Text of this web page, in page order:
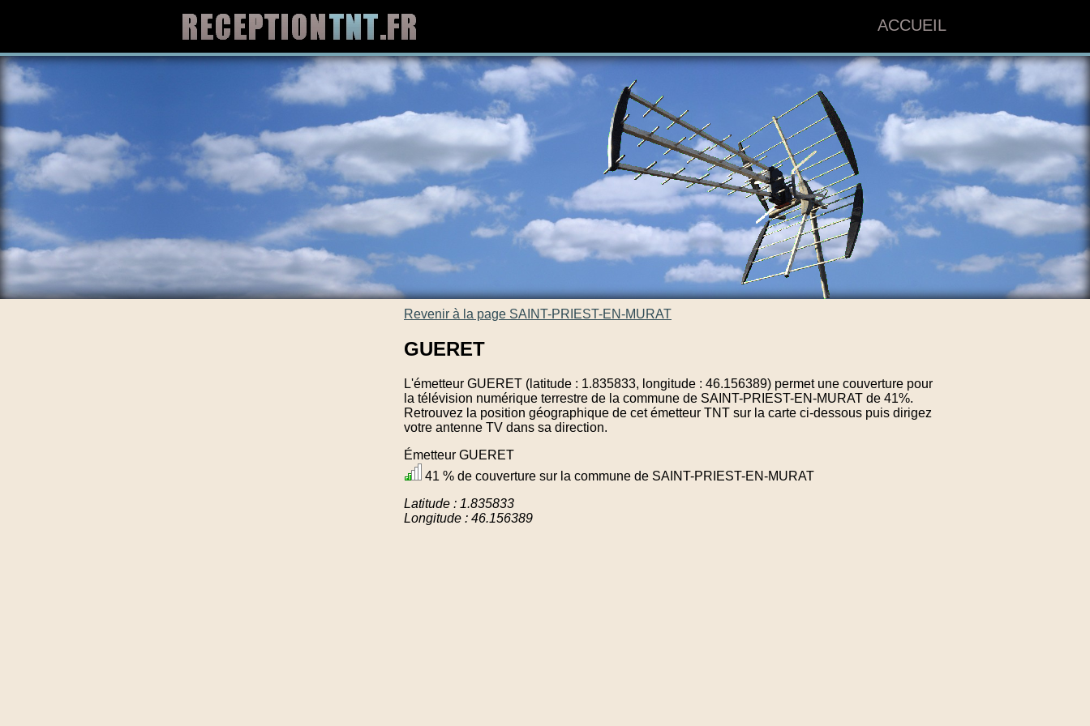
ACCUEIL
Revenir à la page SAINT-PRIEST-EN-MURAT
GUERET
L'émetteur GUERET (latitude : 1.835833, longitude : 46.156389) permet une couverture pour
la télévision numérique terrestre de la commune de SAINT-PRIEST-EN-MURAT de 41%.
Retrouvez la position géographique de cet émetteur TNT sur la carte ci-dessous puis dirigez
votre antenne TV dans sa direction.
Émetteur GUERET
41 % de couverture sur la commune de SAINT-PRIEST-EN-MURAT
Latitude : 1.835833
Longitude : 46.156389